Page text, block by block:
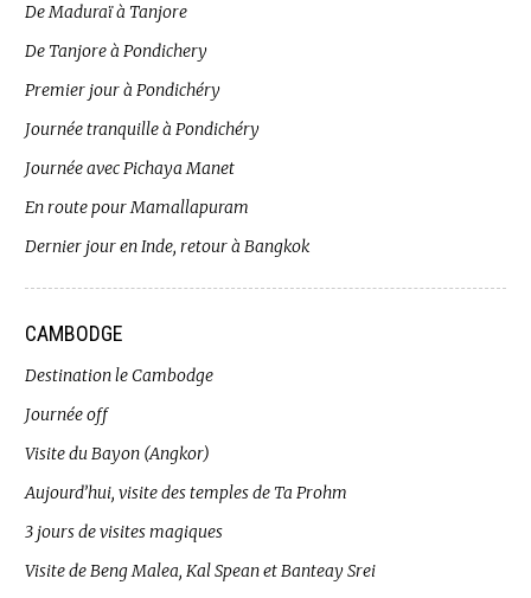
De Maduraï à Tanjore
De Tanjore à Pondichery
Premier jour à Pondichéry
Journée tranquille à Pondichéry
Journée avec Pichaya Manet
En route pour Mamallapuram
Dernier jour en Inde, retour à Bangkok
CAMBODGE
Destination le Cambodge
Journée off
Visite du Bayon (Angkor)
Aujourd’hui, visite des temples de Ta Prohm
3 jours de visites magiques
Visite de Beng Malea, Kal Spean et Banteay Srei